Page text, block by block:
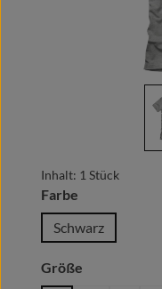
Inhalt: 1 Stück
Farbe
Schwarz
Größe